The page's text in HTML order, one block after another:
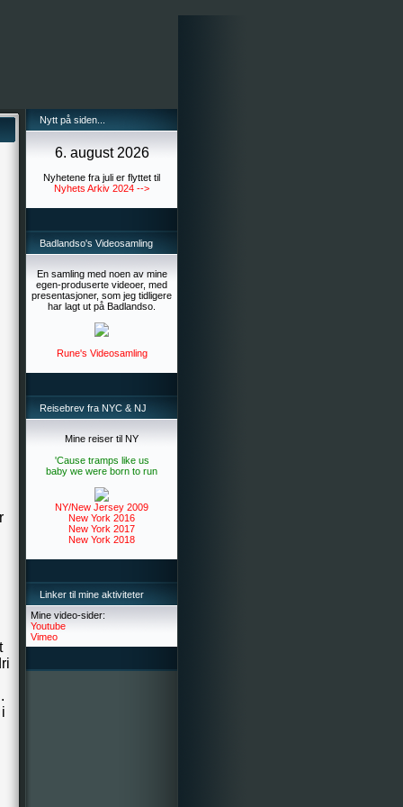
Nytt på siden...
6. august 2026
Nyhetene fra juli er flyttet til
Nyhets Arkiv 2024 -->
Badlandso's Videosamling
En samling med noen av mine
egen-produserte videoer, med
presentasjoner, som jeg tidligere
har lagt ut på Badlandso.
Rune's Videosamling
Reisebrev fra NYC & NJ
Mine reiser til NY
'Cause tramps like us
baby we were born to run
NY/New Jersey 2009
New York 2016
New York 2017
New York 2018
Linker til mine aktiviteter
Mine video-sider:
Youtube
Vimeo